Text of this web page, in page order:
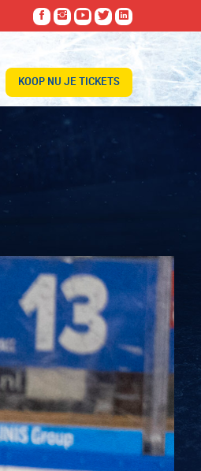
KOOP NU JE TICKETS